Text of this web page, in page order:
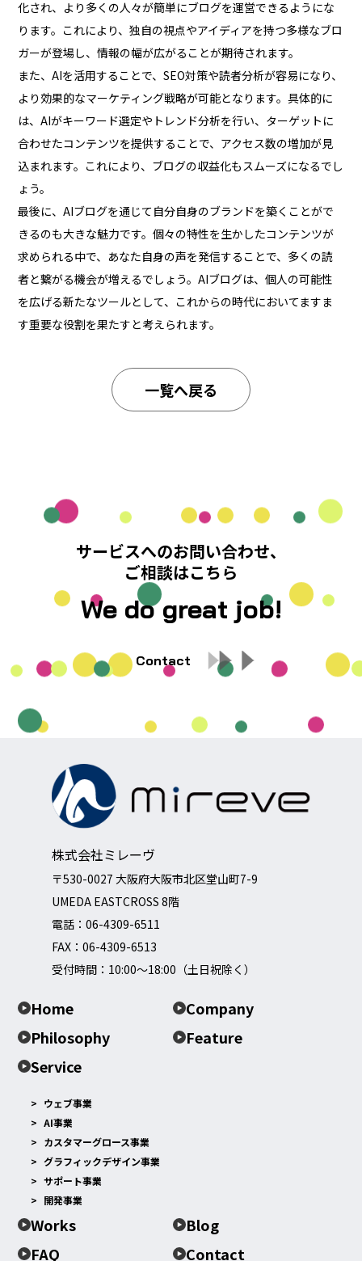
化され、より多くの人々が簡単にブログを運営できるようにな
ります。これにより、独自の視点やアイディアを持つ多様なブロ
ガーが登場し、情報の幅が広がることが期待されます。
また、AIを活用することで、SEO対策や読者分析が容易になり、
より効果的なマーケティング戦略が可能となります。具体的に
は、AIがキーワード選定やトレンド分析を行い、ターゲットに
合わせたコンテンツを提供することで、アクセス数の増加が見
込まれます。これにより、ブログの収益化もスムーズになるでし
ょう。
最後に、AIブログを通じて自分自身のブランドを築くことがで
きるのも大きな魅力です。個々の特性を生かしたコンテンツが
求められる中で、あなた自身の声を発信することで、多くの読
者と繋がる機会が増えるでしょう。AIブログは、個人の可能性
を広げる新たなツールとして、これからの時代においてますま
す重要な役割を果たすと考えられます。
一覧へ戻る
サービスへのお問い合わせ、
ご相談はこちら
We do great job!
Contact
株式会社ミレーヴ
〒530-0027 大阪府大阪市北区堂山町7-9
UMEDA EASTCROSS 8階
電話： 06-4309-6511
FAX：06-4309-6513
受付時間：10:00～18:00（土日祝除く）
Home
Company
Philosophy
Feature
Service
ウェブ事業
AI事業
カスタマーグロース事業
グラフィックデザイン事業
サポート事業
開発事業
Works
Blog
FAQ
Contact